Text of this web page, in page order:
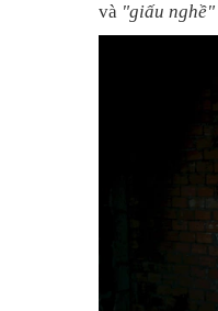
và "giấu nghề"